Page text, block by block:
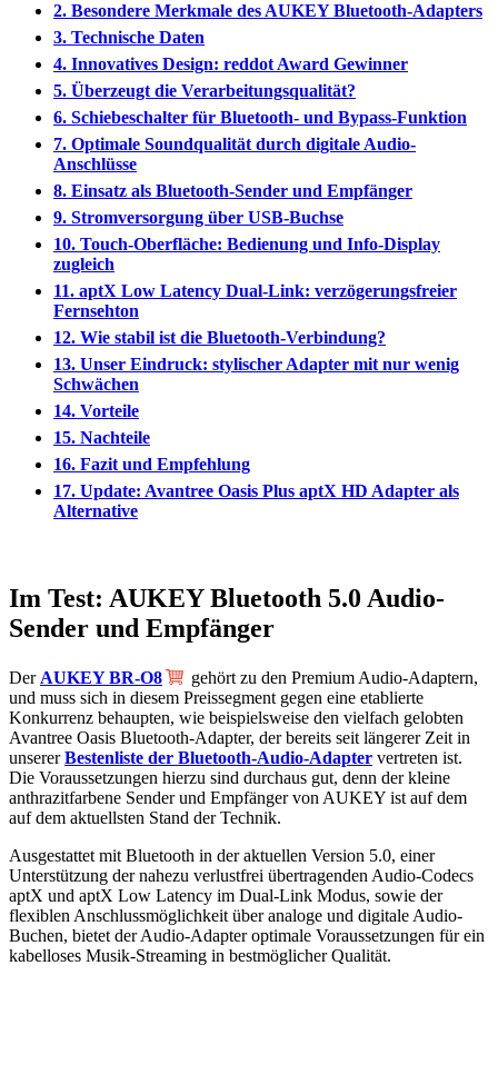
2. Besondere Merkmale des AUKEY Bluetooth-Adapters
3. Technische Daten
4. Innovatives Design: reddot Award Gewinner
5. Überzeugt die Verarbeitungsqualität?
6. Schiebeschalter für Bluetooth- und Bypass-Funktion
7. Optimale Soundqualität durch digitale Audio-
Anschlüsse
8. Einsatz als Bluetooth-Sender und Empfänger
9. Stromversorgung über USB-Buchse
10. Touch-Oberfläche: Bedienung und Info-Display
zugleich
11. aptX Low Latency Dual-Link: verzögerungsfreier
Fernsehton
12. Wie stabil ist die Bluetooth-Verbindung?
13. Unser Eindruck: stylischer Adapter mit nur wenig
Schwächen
14. Vorteile
15. Nachteile
16. Fazit und Empfehlung
17. Update: Avantree Oasis Plus aptX HD Adapter als
Alternative
Im Test: AUKEY Bluetooth 5.0 Audio-
Sender und Empfänger
Der AUKEY BR-O8
gehört zu den Premium Audio-Adaptern,
und muss sich in diesem Preissegment gegen eine etablierte
Konkurrenz behaupten, wie beispielsweise den vielfach gelobten
Avantree Oasis Bluetooth-Adapter, der bereits seit längerer Zeit in
unsererBestenliste der Bluetooth-Audio-Adapter vertreten ist.
Die Voraussetzungen hierzu sind durchaus gut, denn der kleine
anthrazitfarbene Sender und Empfänger von AUKEY ist auf dem
auf dem aktuellsten Stand der Technik.
Ausgestattet mit Bluetooth in der aktuellen Version 5.0, einer
Unterstützung der nahezu verlustfrei übertragenden Audio-Codecs
aptX und aptX Low Latency im Dual-Link Modus, sowie der
flexiblen Anschlussmöglichkeit über analoge und digitale Audio-
Buchen, bietet der Audio-Adapter optimale Voraussetzungen für ein
kabelloses Musik-Streaming in bestmöglicher Qualität.